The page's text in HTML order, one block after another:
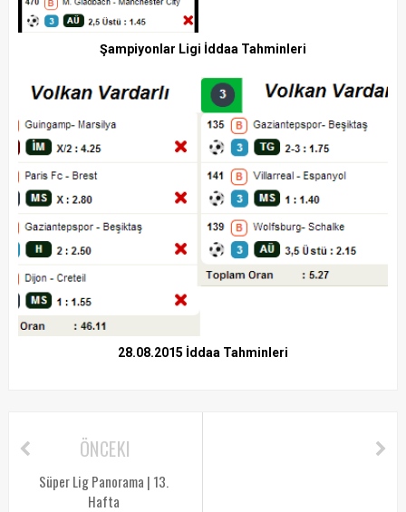
Şampiyonlar Ligi İddaa Tahminleri
28.08.2015 İddaa Tahminleri
ÖNCEKI
Süper Lig Panorama | 13.
Hafta